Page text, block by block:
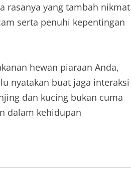
rasanya yang tambah
serta penuhi kepentingan
hewan piaraan Anda,
nyatakan buat jaga interaksi
dan kucing bukan cuma
dalam kehidupan